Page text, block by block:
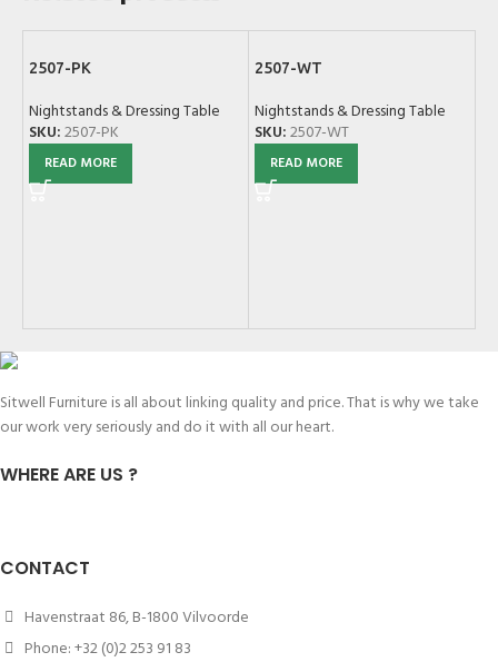
2507-PK
Nightstands & Dressing Table
SKU:2507-PK
READ MORE
2507-WT
Nightstands & Dressing Table
SKU:2507-WT
READ MORE
Sitwell Furniture is all about linking quality and price. That is why we take
our work very seriously and do it with all our heart.
WHERE ARE US ?
CONTACT
Havenstraat 86, B-1800 Vilvoorde
Phone: +32 (0)2 253 91 83